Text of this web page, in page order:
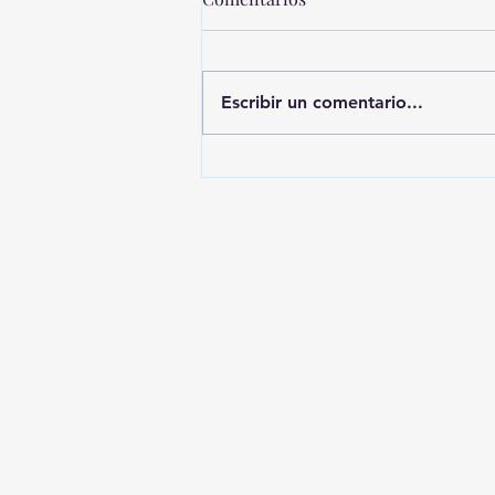
Escribir un comentario...